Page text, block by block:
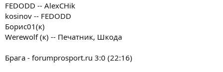
FEDODD -- AlexCHik
kosinov -- FEDODD
Борис01(к)
Werewolf (к) -- Печатник, Шкода
Брага - forumprosport.ru 3:0 (22:16)